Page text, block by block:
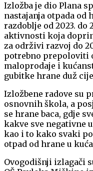
Izložba je dio Plana
nastajanja otpada od
razdoblje od 2023. do
aktivnosti koja
za održivi razvoj do
potrebno prepoloviti
maloprodaje i
gubitke hrane duž
Izložbene radove su
osnovnih škola, a
se hrane baca, gdje
kakve sve negativne
kao i to kako svaki
otpad od hrane u
Ovogodišnji izlagači